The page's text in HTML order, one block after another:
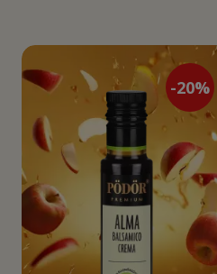
-20%